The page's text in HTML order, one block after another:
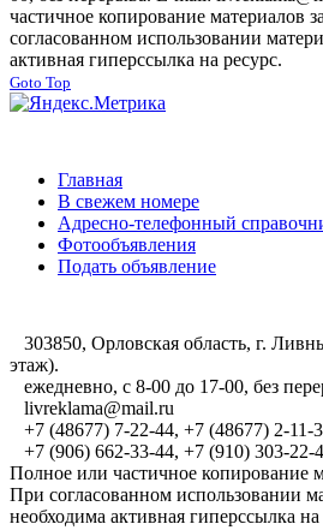
частичное копирование материалов
согласованном использовании
активная гиперссылка на ресурс.
Goto Top
Главная
В свежем номере
Адресно-телефонный
Фотообъявления
Подать объявление
303850, Орловская область, г.
этаж).
ежедневно, с 8-00 до 17-00, без
livreklama@mail.ru
+7 (48677) 7-22-44, +7 (48677) 2-11-
+7 (906) 662-33-44, +7 (910) 303-22-
Полное или частичное копирование
При согласованном использовании
необходима активная гиперссылка на